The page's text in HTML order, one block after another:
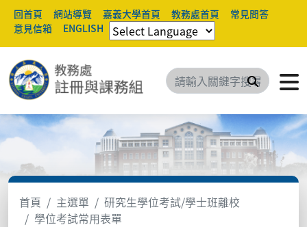
回首頁 網站導覽 嘉義大學首頁 教務處首頁
常見問答
意見信箱
ENGLISH
搜尋
首頁 主選單
研究生學位考試/學士班離校
學位考試常用表單